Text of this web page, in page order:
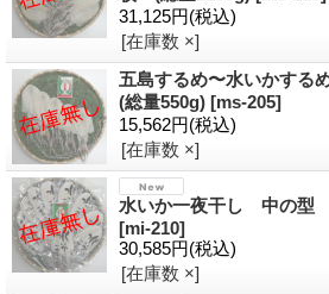
31,125円(税込)
[在庫数 ×]
五島するめ〜水いかす
(総量550g) [ms-205]
15,562円(税込)
[在庫数 ×]
水いか一夜干し 中の
[mi-210]
30,585円(税込)
[在庫数 ×]